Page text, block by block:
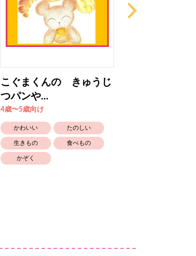
こぐまくんの きゅうじ
つパンや...
4歳〜5歳向け
かわいい たのしい
生きもの 食べもの
かぞく